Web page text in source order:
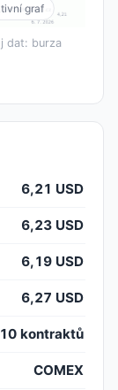
graf
dat: burza
6,21 USD
6,23 USD
6,19 USD
6,27 USD
kontraktů
COMEX